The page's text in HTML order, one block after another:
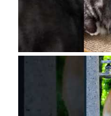
2026年8月6日